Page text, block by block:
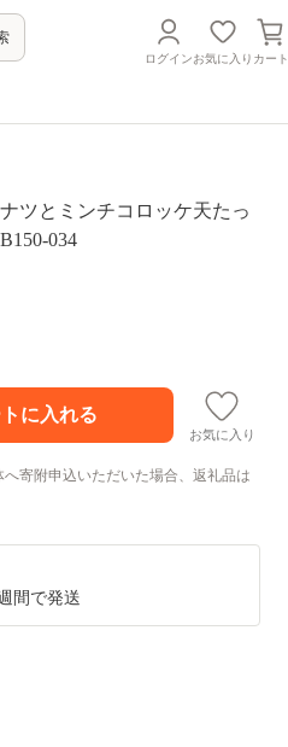
ログインお気に入り カート
ツとミンチコロッケ天たっ
034
お気に入り
寄附申込いただいた場合、返礼品は
間で発送